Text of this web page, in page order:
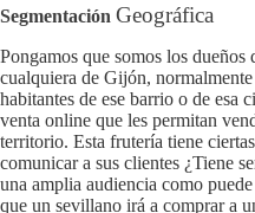
Segmentación Geográfica
Pongamos que somos los
cualquiera de Gijón,
habitantes de ese barrio o de esa
venta online que les permitan
territorio. Esta frutería tiene
comunicar a sus clientes ¿Tiene
una amplia audiencia como
que un sevillano irá a comprar a